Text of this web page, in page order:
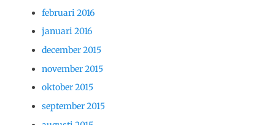
februari 2016
januari 2016
december 2015
november 2015
oktober 2015
september 2015